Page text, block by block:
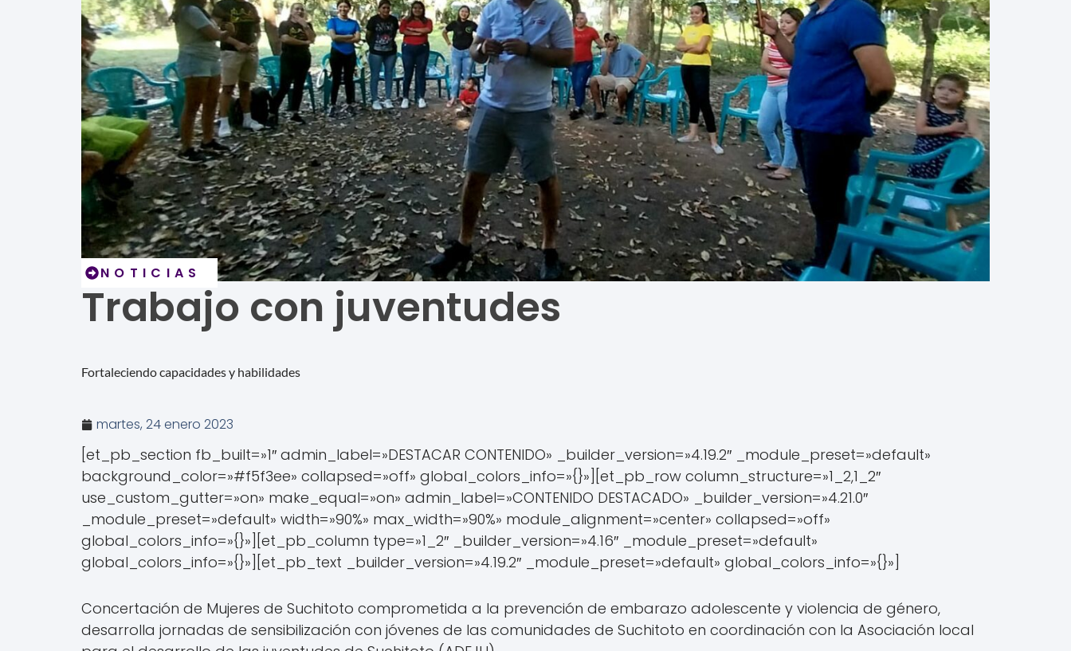
NOTICIAS
Trabajo con juventudes
Fortaleciendo capacidades y habilidades
martes, 24 enero 2023
[et_pb_section fb_built=»1″ admin_label=»DESTACAR CONTENIDO» _builder_version=»4.19.2″ _module_preset=»default»
background_color=»#f5f3ee» collapsed=»off» global_colors_info=»{}»][et_pb_row column_structure=»1_2,1_2″
use_custom_gutter=»on» make_equal=»on» admin_label=»CONTENIDO DESTACADO» _builder_version=»4.21.0″
_module_preset=»default» width=»90%» max_width=»90%» module_alignment=»center» collapsed=»off»
global_colors_info=»{}»][et_pb_column type=»1_2″ _builder_version=»4.16″ _module_preset=»default»
global_colors_info=»{}»][et_pb_text _builder_version=»4.19.2″ _module_preset=»default» global_colors_info=»{}»]
Concertación de Mujeres de Suchitoto comprometida a la prevención de embarazo adolescente y violencia de género,
desarrolla jornadas de sensibilización con jóvenes de las comunidades de Suchitoto en coordinación con la Asociación local